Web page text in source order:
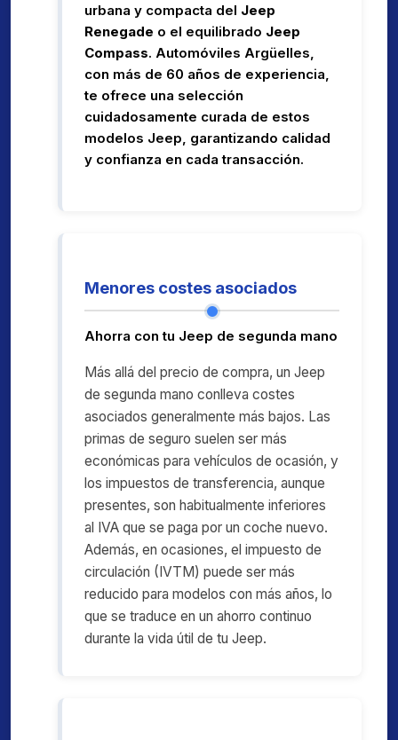
urbana y compacta del Jeep
Renegade o el equilibrado Jeep
Compass. Automóviles Argüelles,
con más de 60 años de experiencia,
te ofrece una selección
cuidadosamente curada de estos
modelos Jeep, garantizando calidad
y confianza en cada transacción.
Menores costes asociados
Ahorra con tu Jeep de segunda mano
Más allá del precio de compra, un Jeep
de segunda mano conlleva costes
asociados generalmente más bajos. Las
primas de seguro suelen ser más
económicas para vehículos de ocasión, y
los impuestos de transferencia, aunque
presentes, son habitualmente inferiores
al IVA que se paga por un coche nuevo.
Además, en ocasiones, el impuesto de
circulación (IVTM) puede ser más
reducido para modelos con más años, lo
que se traduce en un ahorro continuo
durante la vida útil de tu Jeep.